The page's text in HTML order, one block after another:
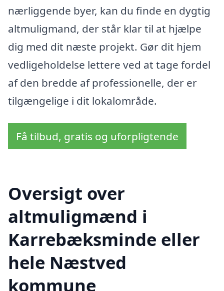
nærliggende byer, kan du finde en dygtig
altmuligmand, der står klar til at hjælpe
dig med dit næste projekt. Gør dit hjem
vedligeholdelse lettere ved at tage fordel
af den bredde af professionelle, der er
tilgængelige i dit lokalområde.
Få tilbud, gratis og uforpligtende
Oversigt over
altmuligmænd i
Karrebæksminde eller
hele Næstved
kommune